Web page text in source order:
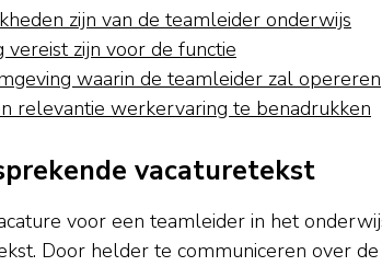
zijn van de teamleider onderwijs
zijn voor de functie
waarin de teamleider zal opereren
relevantie werkervaring te benadrukken
vacaturetekst
voor een teamleider in het
Door helder te communiceren over de